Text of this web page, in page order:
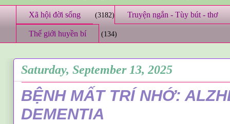
Xã hội đời sống (3182) Truyện ngắn - Tùy bút - thơ
Thế giới huyền bí (134)
Saturday, September 13, 2025
BỆNH MẤT TRÍ NHỚ:
DEMENTIA